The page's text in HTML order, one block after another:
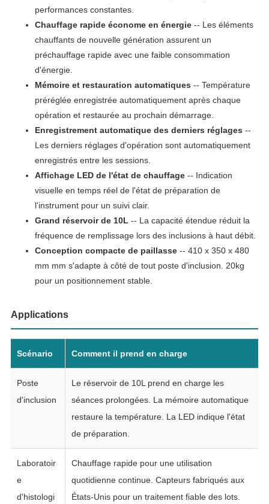
performances constantes.
Chauffage rapide économe en énergie-- Les éléments
chauffants de nouvelle génération assurent un
préchauffage rapide avec une faible consommation
d'énergie.
Mémoire et restauration automatiques -- Température
préréglée enregistrée automatiquement après chaque
opération et restaurée au prochain démarrage.
Enregistrement automatique des derniers réglages --
Les derniers réglages d'opération sont automatiquement
enregistrés entre les sessions.
Affichage LED de l'état de chauffage-- Indication
visuelle en temps réel de l'état de préparation de
l'instrument pour un suivi clair.
Grand réservoir de 10L -- La capacité étendue réduit la
fréquence de remplissage lors des inclusions à haut débit.
Conception compacte de paillasse-- 410 x 350 x 480
mm mm s'adapte à côté de tout poste d'inclusion. 20kg
pour un positionnement stable.
Applications
Scénario Comment il prend en charge
Poste
d'inclusion
Le réservoir de 10L prend en charge les
séances prolongées. La mémoire automatique
restaure la température. La LED indique l'état
de préparation.
Laboratoir
e
d'histologi
Chauffage rapide pour une utilisation
quotidienne continue. Capteurs fabriqués aux
États-Unis pour un traitement fiable des lots.